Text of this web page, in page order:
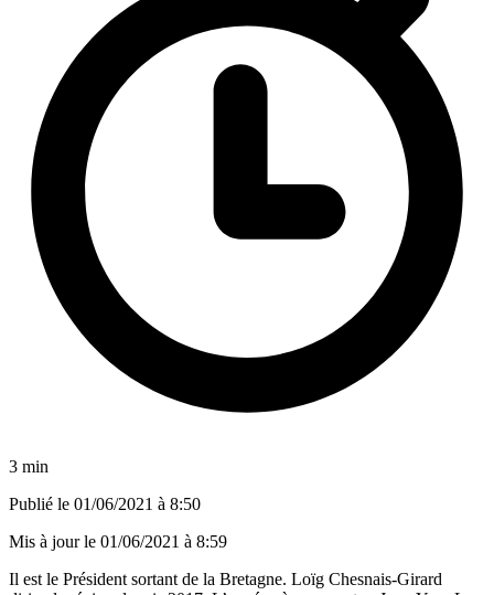
3 min
Publié le 01/06/2021 à 8:50
Mis à jour le 01/06/2021 à 8:59
Il est le Président sortant de la Bretagne. Loïg Chesnais-Girard